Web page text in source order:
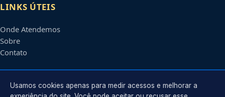
LINKS ÚTEIS
Onde Atendemos
Sobre
Contato
CONTATO
Usamos cookies apenas para medir acessos e melhorar a